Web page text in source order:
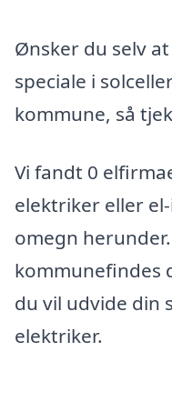
Ønsker du selv
speciale i
kommune, så
Vi fandt 0
elektriker eller
omegn
kommunefindes
du vil udvide din
elektriker.